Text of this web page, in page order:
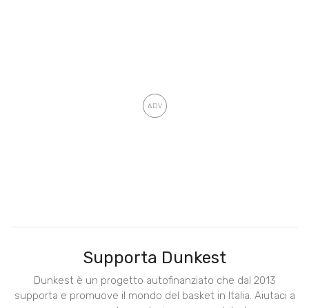
Supporta Dunkest
Dunkest è un progetto autofinanziato che dal 2013
supporta e promuove il mondo del basket in Italia. Aiutaci a